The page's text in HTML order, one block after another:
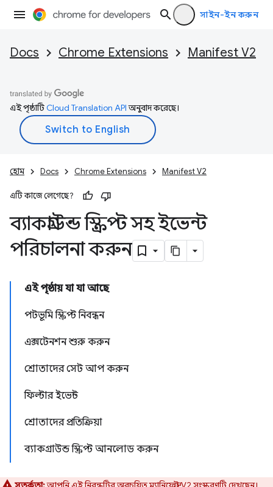
সাইন-ইন করুন
Docs Chrome Extensions Manifest V2
এই পৃষ্ঠাটিCloud Translation APIঅনুবাদ করেছে।
হোম Docs Chrome Extensions Manifest V2
এটি কাজে লেগেছে?
ব্যাকগ্রাউন্ড স্ক্রিপ্ট সহ ইভেন্ট
পরিচালনা করুন
এই পৃষ্ঠায় যা যা আছে
পটভূমি স্ক্রিপ্ট নিবন্ধন
এক্সটেনশন শুরু করুন
শ্রোতাদের সেট আপ করুন
ফিল্টার ইভেন্ট
শ্রোতাদের প্রতিক্রিয়া
ব্যাকগ্রাউন্ড স্ক্রিপ্ট আনলোড করুন